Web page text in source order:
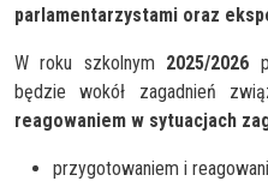
parlamentarzystami oraz
W roku szkolnym 2025/2026
będzie wokół zagadnień
reagowaniem w sytuacjach
przygotowaniem i